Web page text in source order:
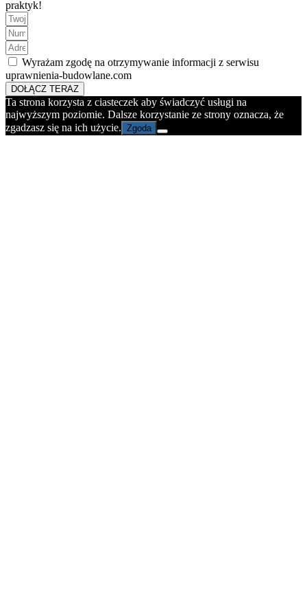
praktyk!
Wyrażam zgodę na otrzymywanie informacji z serwisu
uprawnienia-budowlane.com
DOŁĄCZ TERAZ
Ta strona korzysta z ciasteczek aby świadczyć usługi na
najwyższym poziomie. Dalsze korzystanie ze strony oznacza, że
zgadzasz się na ich użycie. Zgoda